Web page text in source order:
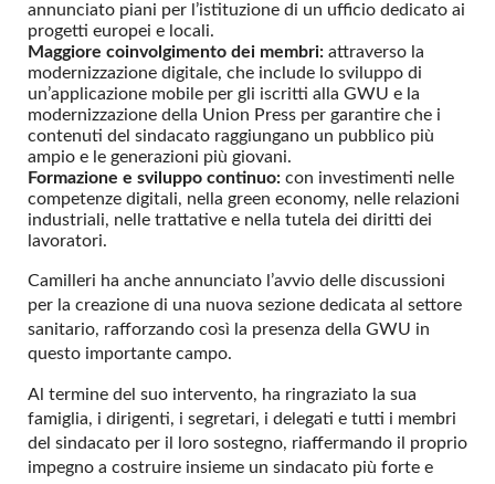
annunciato piani per l’istituzione di un ufficio dedicato ai
progetti europei e locali.
Maggiore coinvolgimento dei membri: attraverso la
modernizzazione digitale, che include lo sviluppo di
un’applicazione mobile per gli iscritti alla GWU e la
modernizzazione della Union Press per garantire che i
contenuti del sindacato raggiungano un pubblico più
ampio e le generazioni più giovani.
Formazione e sviluppo continuo: con investimenti nelle
competenze digitali, nella green economy, nelle relazioni
industriali, nelle trattative e nella tutela dei diritti dei
lavoratori.
Camilleri ha anche annunciato l’avvio delle discussioni
per la creazione di una nuova sezione dedicata al settore
sanitario, rafforzando così la presenza della GWU in
questo importante campo.
Al termine del suo intervento, ha ringraziato la sua
famiglia, i dirigenti, i segretari, i delegati e tutti i membri
del sindacato per il loro sostegno, riaffermando il proprio
impegno a costruire insieme un sindacato più forte e